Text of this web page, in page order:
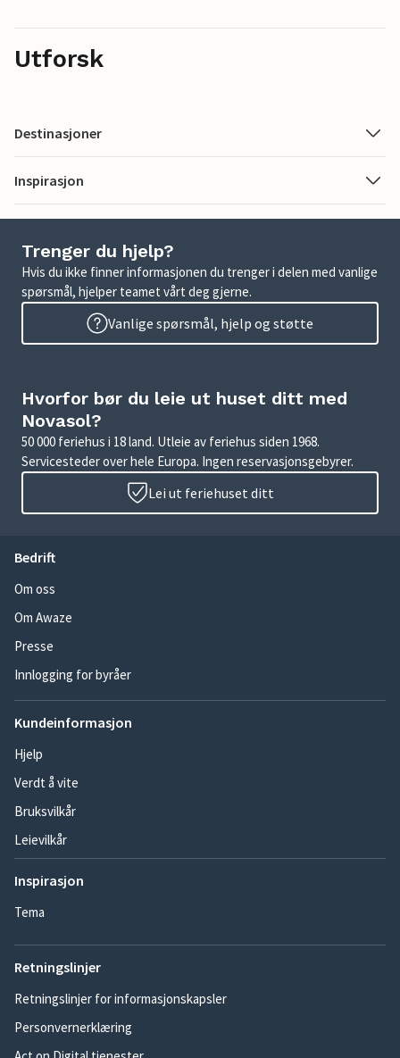
Utforsk
Destinasjoner
Inspirasjon
Trenger du hjelp?
Hvis du ikke finner informasjonen du trenger i delen med vanlige
spørsmål, hjelper teamet vårt deg gjerne.
Vanlige spørsmål, hjelp og støtte
Hvorfor bør du leie ut huset ditt med
Novasol?
50 000 feriehus i 18 land. Utleie av feriehus siden 1968.
Servicesteder over hele Europa. Ingen reservasjonsgebyrer.
Lei ut feriehuset ditt
Bedrift
Om oss
Om Awaze
Presse
Innlogging for byråer
Kundeinformasjon
Hjelp
Verdt å vite
Bruksvilkår
Leievilkår
Inspirasjon
Tema
Retningslinjer
Retningslinjer for informasjonskapsler
Personvernerklæring